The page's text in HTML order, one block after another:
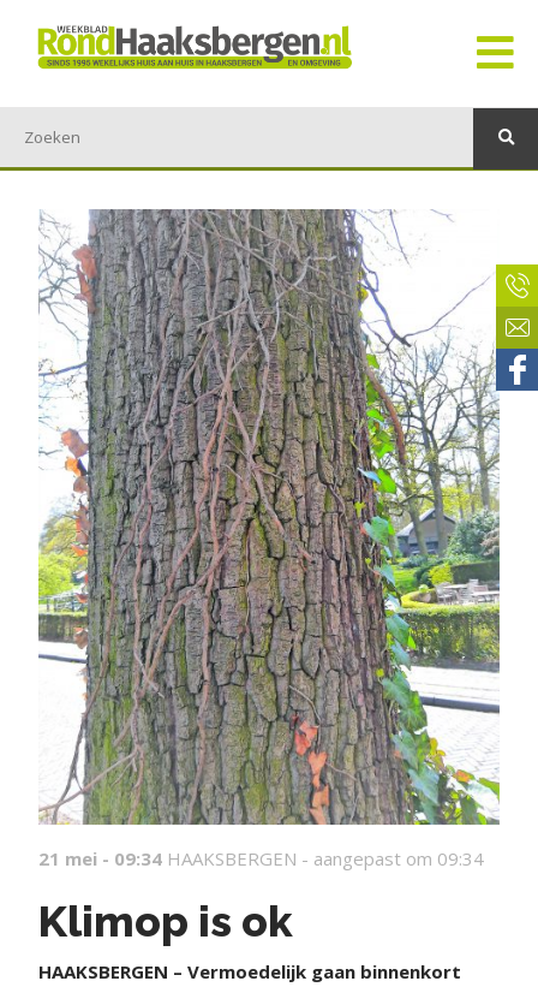
21 mei - 09:34 HAAKSBERGEN - aangepast om 09:34
Klimop is ok
HAAKSBERGEN – Vermoedelijk gaan binnenkort